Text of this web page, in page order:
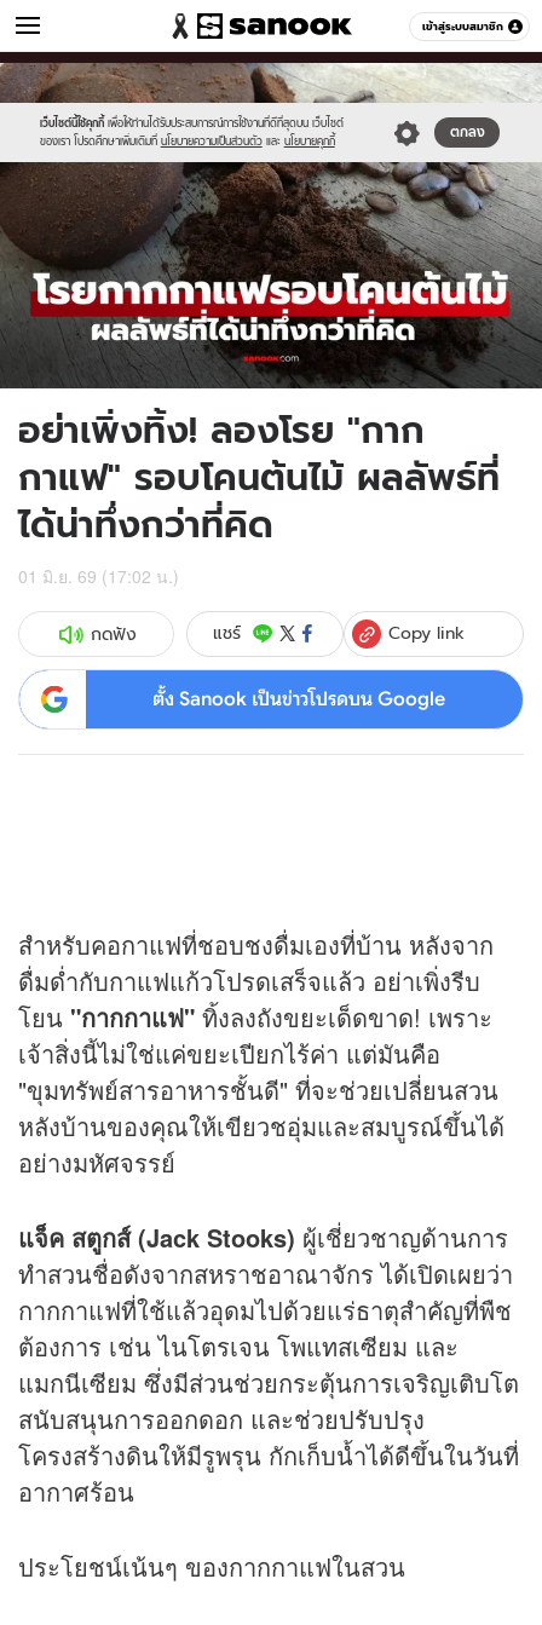
เข้าสู่ระบบสมาชิก
ผู้หญิง หมวดอื่นๆ
เว็บไซต์นี้ใช้คุกกี้ เพื่อให้ท่านได้รับประสบการณ์การใช้งานที่ดีที่สุดบน เว็บไซต์
ของเรา โปรดศึกษาเพิ่มเติมที่ นโยบายความเป็นส่วนตัว และ นโยบายคุกกี้
ตกลง
Sanook
//s.isanook.com/sr/0/images/logo-
new-
sanook.png
600
60
//s.isanook.com/wo/0/ud/53/269965/coffee.jpg
อย่าเพิ่งทิ้ง! ลองโรย "กาก
กาแฟ" รอบโคนต้นไม้ ผลลัพธ์ที่
ได้น่าทึ่งกว่าที่คิด
01 มิ.ย. 69 (17:02 น.)
กดฟัง แชร์ Copy link
ตั้ง Sanook เป็นข่าวโปรดบน Google
สำหรับคอกาแฟที่ชอบชงดื่มเองที่บ้าน หลังจาก
ดื่มด่ำกับกาแฟแก้วโปรดเสร็จแล้ว อย่าเพิ่งรีบ
โยน "กากกาแฟ" ทิ้งลงถังขยะเด็ดขาด! เพราะ
เจ้าสิ่งนี้ไม่ใช่แค่ขยะเปียกไร้ค่า แต่มันคือ
"ขุมทรัพย์สารอาหารชั้นดี" ที่จะช่วยเปลี่ยนสวน
หลังบ้านของคุณให้เขียวชอุ่มและสมบูรณ์ขึ้นได้
อย่างมหัศจรรย์
แจ็ค สตูกส์ (Jack Stooks) ผู้เชี่ยวชาญด้านการ
ทำสวนชื่อดังจากสหราชอาณาจักร ได้เปิดเผยว่า
กากกาแฟที่ใช้แล้วอุดมไปด้วยแร่ธาตุสำคัญที่พืช
ต้องการ เช่น ไนโตรเจน โพแทสเซียม และ
แมกนีเซียม ซึ่งมีส่วนช่วยกระตุ้นการเจริญเติบโต
สนับสนุนการออกดอก และช่วยปรับปรุง
โครงสร้างดินให้มีรูพรุน กักเก็บน้ำได้ดีขึ้นในวันที่
อากาศร้อน
ประโยชน์เน้นๆ ของกากกาแฟในสวน